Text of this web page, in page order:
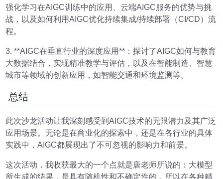
强化学习在AIGC训练中的应用、云端AIGC服务的优势与挑
战，以及如何利用AIGC优化持续集成/持续部署（CI/CD）流
程。
3. **AIGC在垂直行业的深度应用**：探讨了AIGC如何与教育
大数据结合，实现精准教学与评估，以及在智能制造、智慧
城市等领域的创新应用，如智能交通和环境监测等。
总结
此次沙龙活动让我深刻感受到AIGC技术的无限潜力及其广泛
应用场景。无论是在商业化的探索中，还是在各行业的具体
实践中，AIGC都展现出了不可忽视的影响力和前景。
这次活动，我收获最大的一个点就是唐老师所说的：大模型
所生成的结果，是具有随机性和不确定性的，所以在各种精